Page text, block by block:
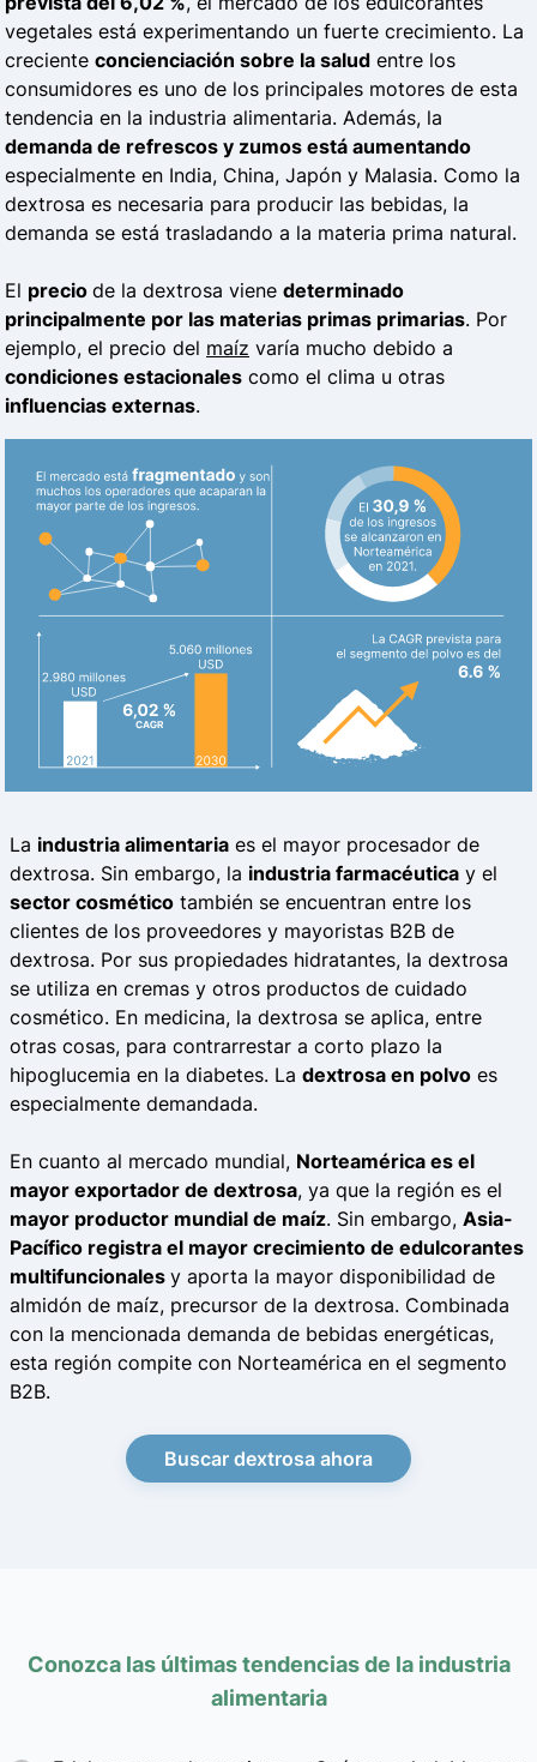
vegetales está experimentando un fuerte crecimiento. La
creciente concienciación sobre la salud entre los
consumidores es uno de los principales motores de esta
tendencia en la industria alimentaria. Además, la
demanda de refrescos y zumos está aumentando
especialmente en India, China, Japón y Malasia. Como la
dextrosa es necesaria para producir las bebidas, la
demanda se está trasladando a la materia prima natural.
El precio de la dextrosa viene determinado
principalmente por las materias primas primarias. Por
ejemplo, el precio del maíz varía mucho debido a
condiciones estacionales como el clima u otras
influencias externas.
La industria alimentaria es el mayor procesador de
dextrosa. Sin embargo, la industria farmacéutica y el
sector cosmético también se encuentran entre los
clientes de los proveedores y mayoristas B2B de
dextrosa. Por sus propiedades hidratantes, la dextrosa
se utiliza en cremas y otros productos de cuidado
cosmético. En medicina, la dextrosa se aplica, entre
otras cosas, para contrarrestar a corto plazo la
hipoglucemia en la diabetes. La dextrosa en polvo es
especialmente demandada.
En cuanto al mercado mundial, Norteamérica es el
mayor exportador de dextrosa, ya que la región es el
mayor productor mundial de maíz. Sin embargo, Asia-
Pacífico registra el mayor crecimiento de edulcorantes
multifuncionales y aporta la mayor disponibilidad de
almidón de maíz, precursor de la dextrosa. Combinada
con la mencionada demanda de bebidas energéticas,
esta región compite con Norteamérica en el segmento
B2B.
Conozca las últimas tendencias de la industria
alimentaria